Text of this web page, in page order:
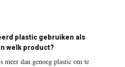
plastic gebruiken als
welk product?
meer dan genoeg plastic om te